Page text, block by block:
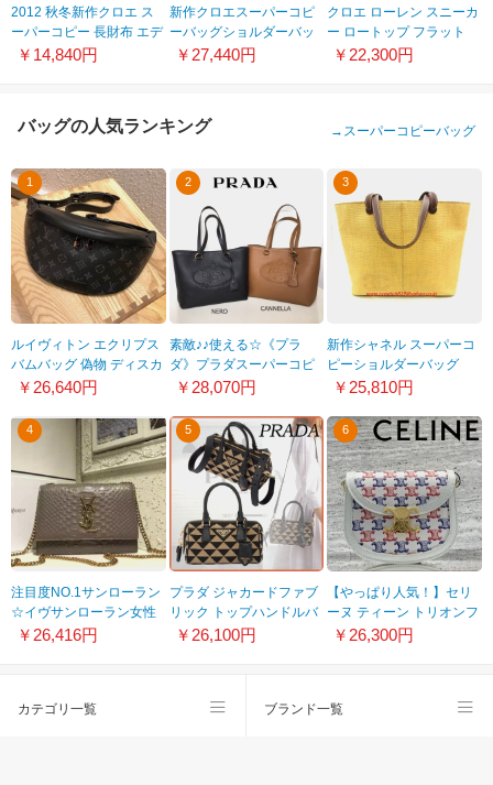
2012 秋冬新作クロエ ス
ーパーコピー 長財布 エデ
ン 3p0720 -311-439
￥14,840円
新作クロエスーパーコピ
ーバッグショルダーバッ
グ 編みこみデザイン
￥27,440円
クロエ ローレン スニーカ
ー ロートップ フラット
コピー 4色
￥22,300円
バッグの人気ランキング → スーパーコピーバッグ
1
ルイヴィトン エクリプス
バムバッグ 偽物 ディスカ
バリー モノグラム
￥26,640円
2
素敵♪♪使える☆《プラ
ダ》プラダスーパーコピ
ー 刻印ロゴVIT.DAINO ト
￥28,070円
3
新作シャネル スーパーコ
ピーショルダーバッグ
A66939
￥25,810円
4
注目度NO.1サンローラン
☆イヴサンローラン女性
ショルダーバッグ今から
￥26,416円
5
プラダ ジャカードファブ
リック トップハンドルバ
ッグ 偽物
￥26,100円
6
【やっぱり人気！】セリ
ーヌ ティーン トリオンフ
ショルダーバッグカーフ
￥26,300円
カテゴリ一覧 ブランド一覧